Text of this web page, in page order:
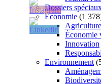
Dossiers
Économie (1
Agriculture
Économie
Innovation
Environnement